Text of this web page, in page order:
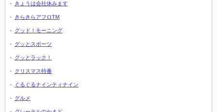
きょうは会社休みます
きらきらアフロTM
グッド！モーニング
グッとスポーツ
グッとラック！
クリスマス特番
ぐるぐるナインティナイン
グルメ